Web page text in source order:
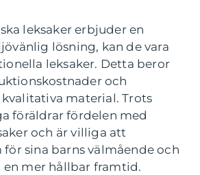
leksaker erbjuder en
lösning, kan de vara
leksaker. Detta beror
och
material. Trots
föräldrar fördelen med
och är villiga att
för sina barns välmående och
mer hållbar framtid.